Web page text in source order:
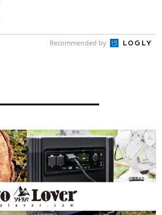
Recommended by